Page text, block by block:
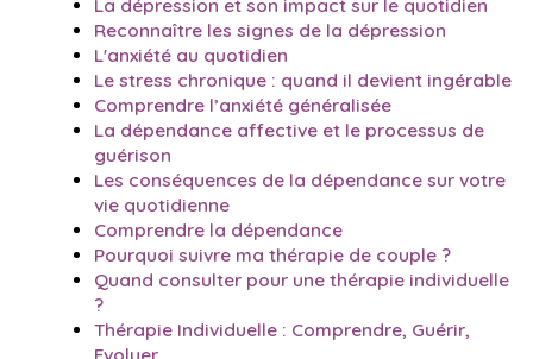
La dépression et son impact sur le quotidien
Reconnaître les signes de la dépression
L'anxiété au quotidien
Le stress chronique : quand il devient ingérable
Comprendre l’anxiété généralisée
La dépendance affective et le processus de
guérison
Les conséquences de la dépendance sur votre
vie quotidienne
Comprendre la dépendance
Pourquoi suivre ma thérapie de couple ?
Quand consulter pour une thérapie individuelle
?
Thérapie Individuelle : Comprendre, Guérir,